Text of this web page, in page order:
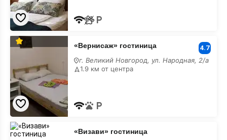
«Вернисаж»
гостиница
«Вернисаж» гостиница 4.7
г. Великий Новгород, ул. Народная, 2/а
1.9 км от центра
«Визави»
гостиница
«Визави» гостиница